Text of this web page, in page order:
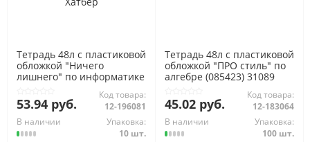
Тетрадь 48л с пластиковой
обложкой "Ничего
лишнего" по информатике
53.94 руб.
Код товара:
12-196081
В наличии
Упаковка:
10 шт.
Тетрадь 48л с пластиковой
обложкой "ПРО стиль" по
алгебре (085423) 31089
45.02 руб.
Код товара:
12-183064
В наличии
Упаковка:
100 шт.